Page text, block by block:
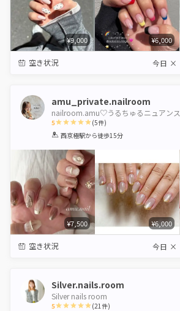
¥9,000 ¥6,000
空き状況 今日 ×
amu_private.nailroom
nailroom.amu♡うるちゅるニュアンス
5
1 2 3 4 5
(5件)
西京極駅から徒歩15分
¥7,500 ¥6,000
空き状況 今日 ×
Silver.nails.room
Silver nails room
5 (21件)